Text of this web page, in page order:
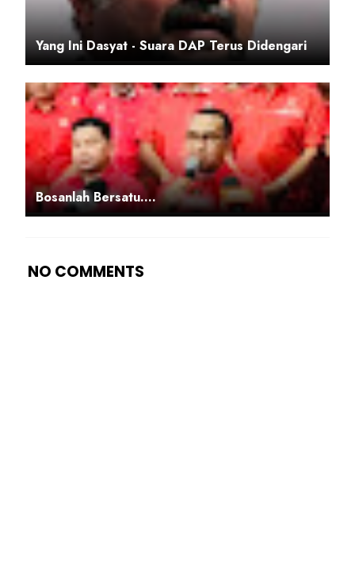
Yang Ini Dasyat - Suara DAP Terus Didengari
Bosanlah Bersatu….
NO COMMENTS